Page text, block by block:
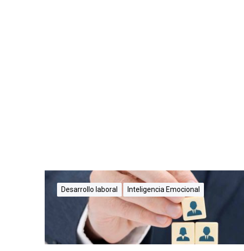
Desarrollo laboral Inteligencia Emocional